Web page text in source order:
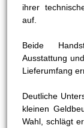
ihrer
auf.
Beide
Ausstattung
Lieferumfang
Deutliche
kleinen
Wahl, schlägt